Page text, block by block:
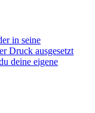
in seine
Druck ausgesetzt
deine eigene